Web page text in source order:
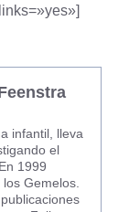
infantil, lleva
el
1999
Gemelos.